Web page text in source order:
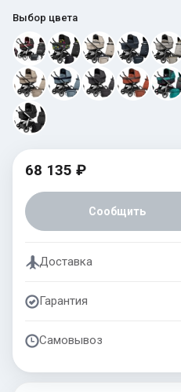
Выбор цвета
68 135 ₽
Сообщить
Доставка
Гарантия
Самовывоз